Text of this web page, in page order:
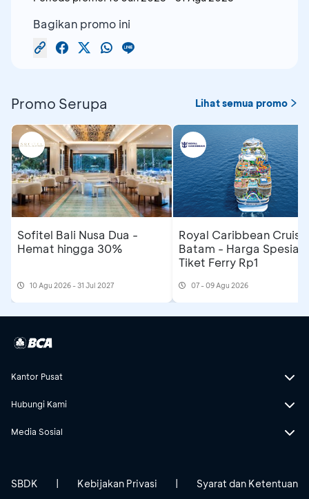
Bagikan promo ini
Promo Serupa Lihat semua promo
Sofitel Bali Nusa Dua -
Hemat hingga 30%
10 Agu 2026 - 31 Jul 2027
Royal Caribbean Cruise
Batam - Harga Spesial
Tiket Ferry Rp1
07 - 09 Agu 2026
Kantor Pusat
Hubungi Kami
Media Sosial
SBDK Kebijakan Privasi Syarat dan Ketentuan